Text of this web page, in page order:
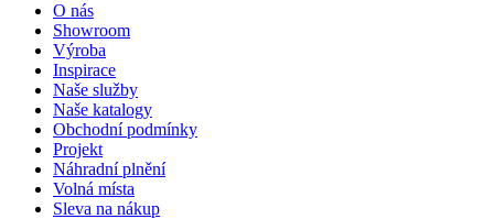
O nás
Showroom
Výroba
Inspirace
Naše služby
Naše katalogy
Obchodní podmínky
Projekt
Náhradní plnění
Volná místa
Sleva na nákup